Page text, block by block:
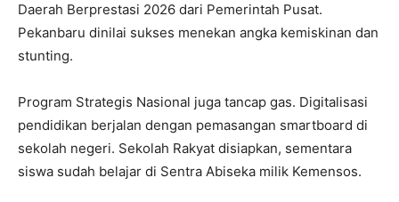
Daerah Berprestasi 2026 dari Pemerintah Pusat.
Pekanbaru dinilai sukses menekan angka kemiskinan dan
stunting.
Program Strategis Nasional juga tancap gas. Digitalisasi
pendidikan berjalan dengan pemasangan smartboard di
sekolah negeri. Sekolah Rakyat disiapkan, sementara
siswa sudah belajar di Sentra Abiseka milik Kemensos.